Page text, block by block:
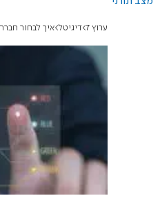
ערוץ 7 דיגיטל איך לבחור